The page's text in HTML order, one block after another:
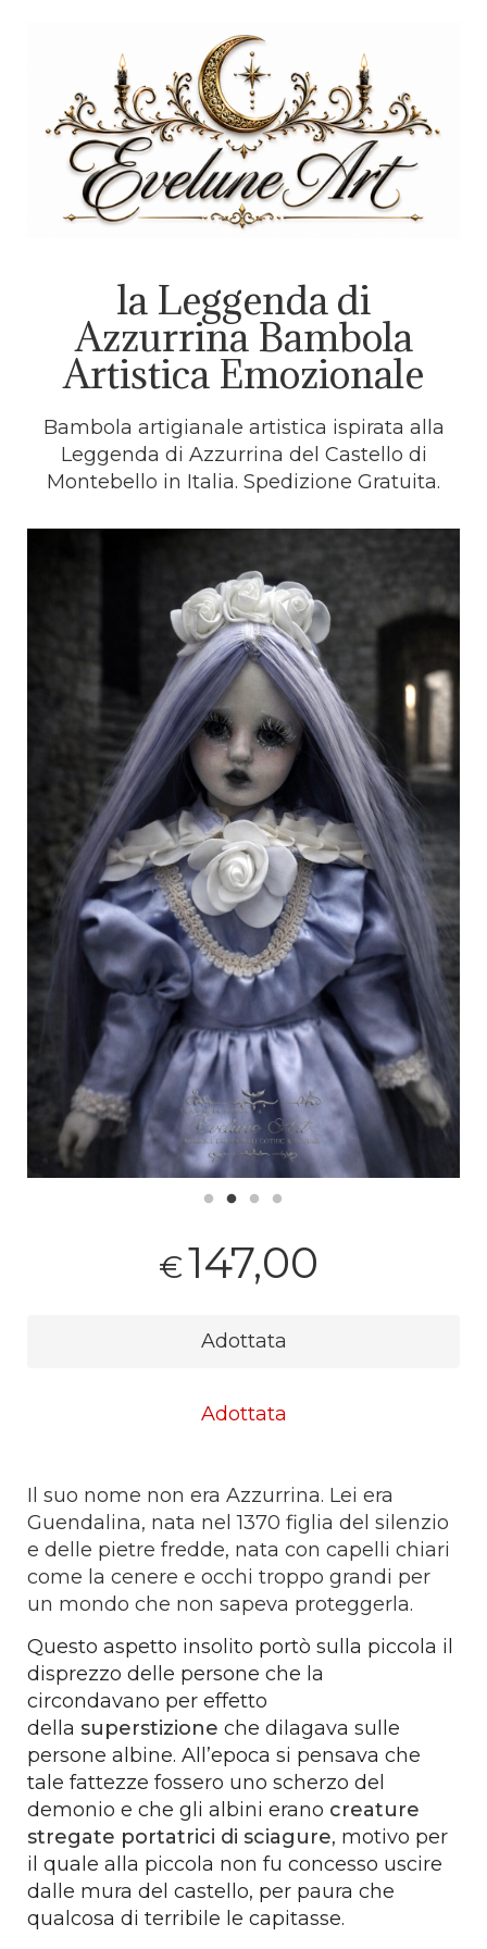
la Leggenda di
Azzurrina Bambola
Artistica Emozionale
Bambola artigianale artistica ispirata alla
Leggenda di Azzurrina del Castello di
Montebello in Italia. Spedizione Gratuita.
€147,00
Adottata
Adottata
Il suo nome non era Azzurrina. Lei era
Guendalina, nata nel 1370 figlia del silenzio
e delle pietre fredde, nata con capelli chiari
come la cenere e occhi troppo grandi per
un mondo che non sapeva proteggerla.
Questo aspetto insolito portò sulla piccola il
disprezzo delle persone che la
circondavano per effetto
della superstizione che dilagava sulle
persone albine. All’epoca si pensava che
tale fattezze fossero uno scherzo del
demonio e che gli albini erano creature
stregate portatrici di sciagure, motivo per
il quale alla piccola non fu concesso uscire
dalle mura del castello, per paura che
qualcosa di terribile le capitasse.